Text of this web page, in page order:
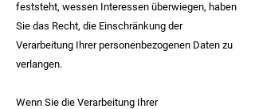
feststeht, wessen Interessen überwiegen, haben
Sie das Recht, die Einschränkung der
Verarbeitung Ihrer personenbezogenen Daten zu
verlangen.
Wenn Sie die Verarbeitung Ihrer